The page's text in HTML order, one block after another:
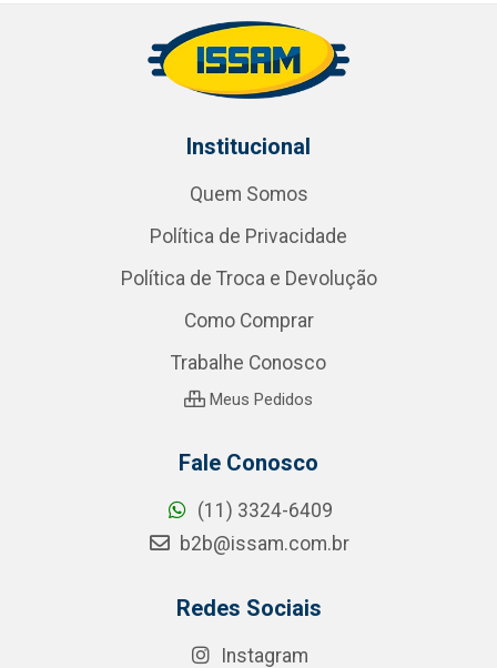
Institucional
Quem Somos
Política de Privacidade
Política de Troca e Devolução
Como Comprar
Trabalhe Conosco
Meus Pedidos
Fale Conosco
(11) 3324-6409
b2b@issam.com.br
Redes Sociais
Instagram